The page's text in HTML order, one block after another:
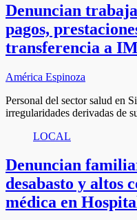
Denuncian
pagos,
transferencia a
América Espinoza
Personal del sector salud en
irregularidades derivadas de
LOCAL
Denuncian
desabasto y altos
médica en